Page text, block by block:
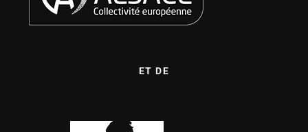
ET DE